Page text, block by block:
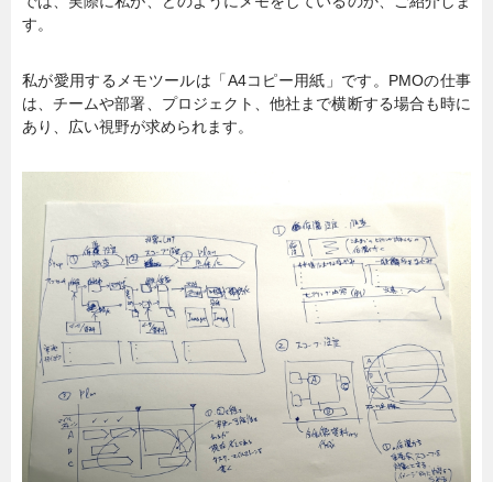
す。
私が愛用するメモツールは「A4コピー用紙」です。PMOの仕事
は、チームや部署、プロジェクト、他社まで横断する場合も時に
あり、広い視野が求められます。